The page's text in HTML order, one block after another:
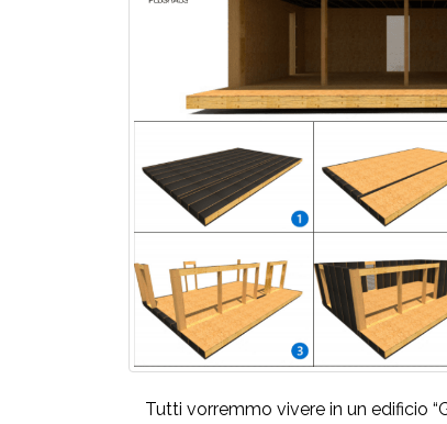
Tutti vorremmo vivere in un edificio